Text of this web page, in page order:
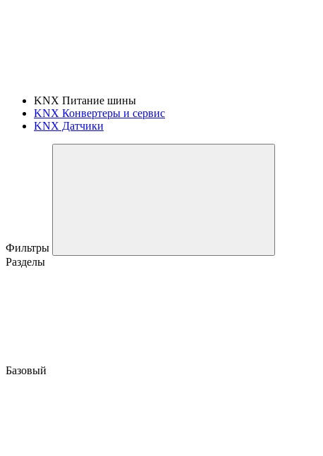
KNX Питание шины
KNX Конвертеры и сервис
KNX Датчики
Фильтры
Разделы
Базовый